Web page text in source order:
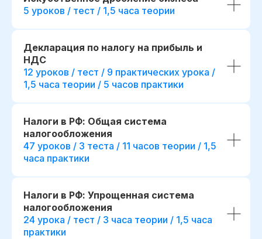
5 уроков / тест / 1,5 часа теории
Декларация по налогу на прибыль и
НДС
12 уроков / тест / 9 практических урока /
1,5 часа теории / 5 часов практики
Налоги в РФ: Общая система
налогообложения
47 уроков / 3 теста / 11 часов теории / 1,5
часа практики
Налоги в РФ: Упрощенная система
налогообложения
24 урока / тест / 3 часа теории / 1,5 часа
практики
Лицензия на осуществление
образовательной деятельности
подтверждающее
новые возможности для
При дополнительной
регистрации
Диплом о прохождении курса
Удостоверение о
квалификации